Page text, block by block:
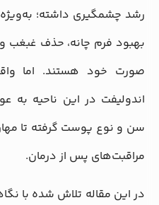
رشد چشمگیری داشته؛
صورت خود هستند. اما
اندولیفت در این ناحیه به
سن و نوع پوست گرفته تا
مراقبت‌های پس از درمان.
در این مقاله تلاش شده با